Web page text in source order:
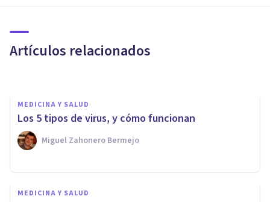
Artículos relacionados
duplica la célula
MEDICINA Y SALUD
Los 5 tipos de virus, y cómo funcionan
Miguel Zahonero Bermejo
MEDICINA Y SALUD